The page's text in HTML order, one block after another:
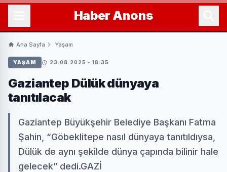
Haber Anons
Ana Sayfa Yaşam
YAŞAM 23.08.2025 - 18:35
Gaziantep Dülük dünyaya
tanıtılacak
Gaziantep Büyükşehir Belediye Başkanı Fatma
Şahin, “Göbeklitepe nasıl dünyaya tanıtıldıysa,
Dülük de aynı şekilde dünya çapında bilinir hale
gelecek” dedi.GAZİ